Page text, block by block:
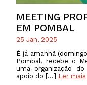
MEETING
EM POMBAL
25 Jan, 2025
É já amanhã
Pombal, recebe o
uma organização
apoio do […] Ler mais